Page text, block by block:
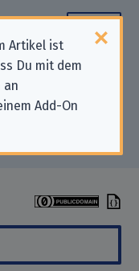
Artikel ist
Du mit dem
an
Add-On
für
Berge